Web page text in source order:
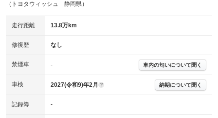
（トヨタウィッシュ 静岡県）
走行距離 13.8万km
修復歴 なし
禁煙車 - 車内の匂いについて聞く
車検 2027(令和9)年2月 ? 納期について聞く
記録簿 -